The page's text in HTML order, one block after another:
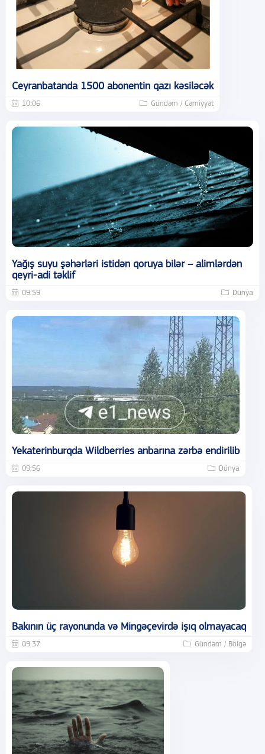
Ceyranbatanda 1500 abonentin qazı kəsiləcək
10:06 Gündəm / Cəmiyyət
Yağış suyu şəhərləri istidən qoruya bilər – alimlərdən
qeyri-adi təklif
09:59 Dünya
Yekaterinburqda Wildberries anbarına zərbə endirilib
09:56 Dünya
Bakının üç rayonunda və Mingəçevirdə işıq olmayacaq
09:37 Gündəm / Bölgə